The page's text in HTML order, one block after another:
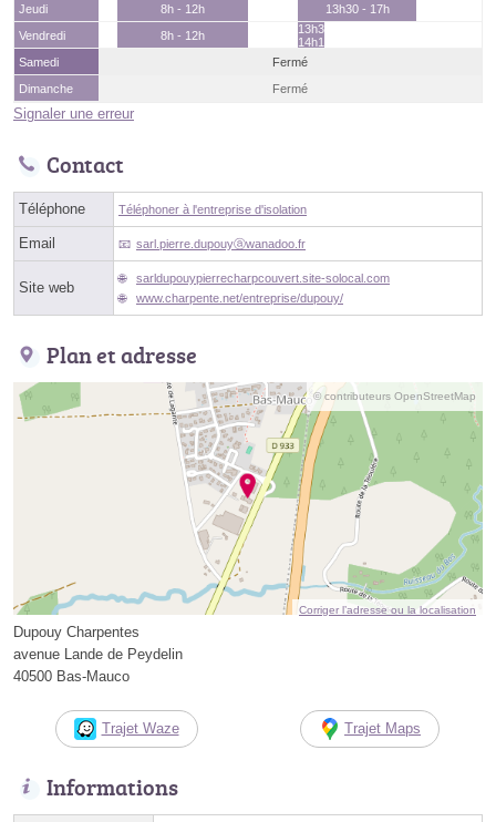
Jeudi
8h - 12h
13h30 - 17h
Vendredi
8h - 12h
13h30 -
14h15
Samedi
Fermé
Dimanche
Fermé
Signaler une erreur
Contact
Téléphone Téléphoner à l'entreprise d'isolation
Email sarl.pierre.dupouyⓐwanadoo.fr
Site web
sarldupouypierrecharpcouvert.site-solocal.com
www.charpente.net/entreprise/dupouy/
Plan et adresse
© contributeurs OpenStreetMap
Corriger l’adresse ou la localisation
Dupouy Charpentes
avenue Lande de Peydelin
40500 Bas-Mauco
Trajet Waze Trajet Maps
Informations